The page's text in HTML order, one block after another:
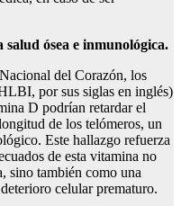
salud ósea e inmunológica.
del Corazón, los
por sus siglas en inglés)
D podrían retardar el
de los telómeros, un
Este hallazgo refuerza
de esta vitamina no
sino también como una
celular prematuro.